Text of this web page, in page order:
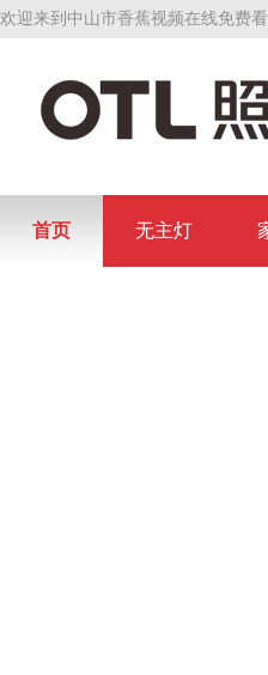
欢迎来到中山市香蕉视频在线免费
首页 无主灯